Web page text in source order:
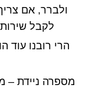
ולברר, אם
לקבל
הרי רובנו עוד
מספרה ניידת –